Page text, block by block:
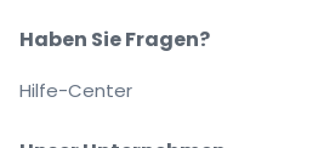
Haben Sie Fragen?
Hilfe-Center